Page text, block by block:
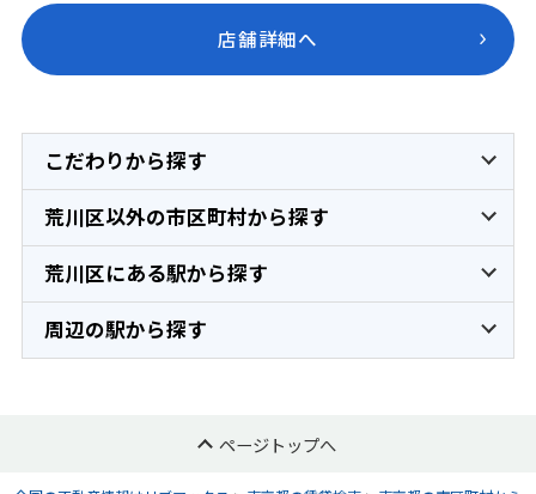
店舗詳細へ
こだわりから探す
荒川区以外の市区町村から探す
荒川区にある駅から探す
周辺の駅から探す
ページトップへ